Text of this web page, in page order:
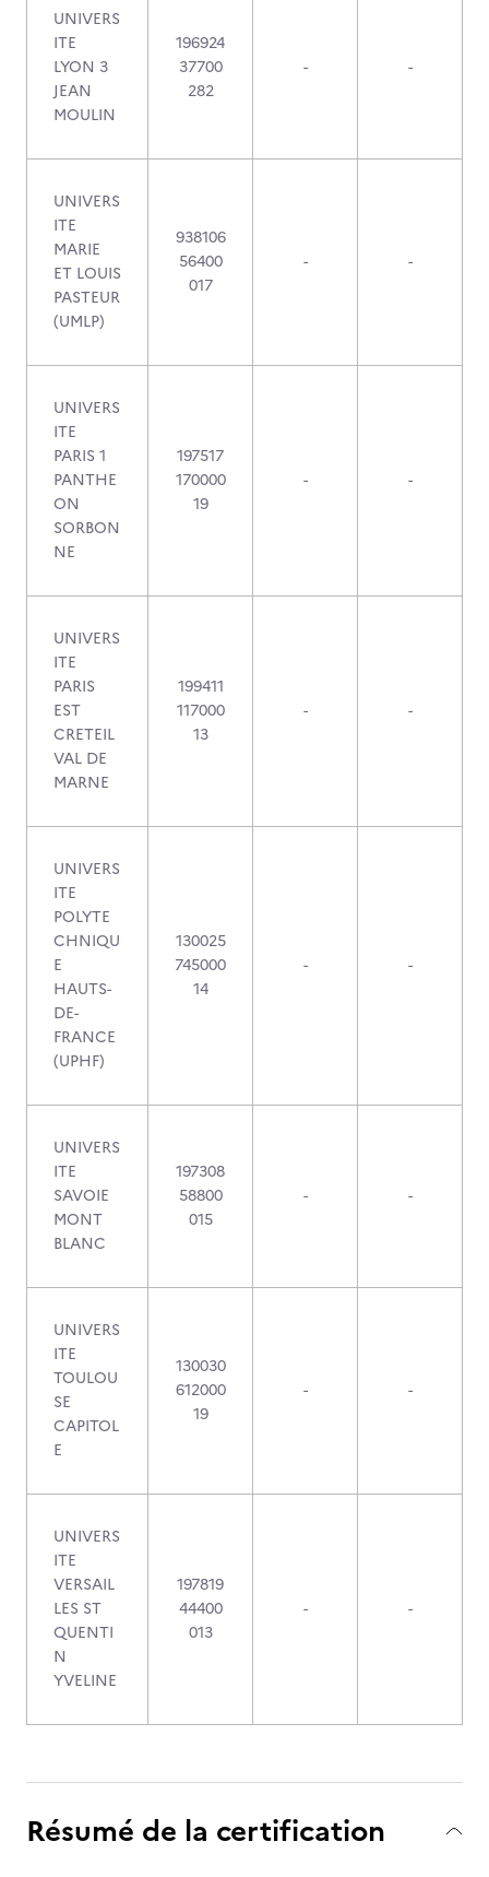
UNIVERS
ITE
LYON 3
JEAN
MOULIN
196924
37700
282
- -
UNIVERS
ITE
MARIE
ET LOUIS
PASTEUR
(UMLP)
938106
56400
017
- -
UNIVERS
ITE
PARIS 1
PANTHE
ON
SORBON
NE
197517
170000
19
- -
UNIVERS
ITE
PARIS
EST
CRETEIL
VAL DE
MARNE
199411
117000
13
- -
UNIVERS
ITE
POLYTE
CHNIQU
E
HAUTS-
DE-
FRANCE
(UPHF)
130025
745000
14
- -
UNIVERS
ITE
SAVOIE
MONT
BLANC
197308
58800
015
- -
UNIVERS
ITE
TOULOU
SE
CAPITOL
E
130030
612000
19
- -
UNIVERS
ITE
VERSAIL
LES ST
QUENTI
N
YVELINE
197819
44400
013
- -
Résumé de la certification